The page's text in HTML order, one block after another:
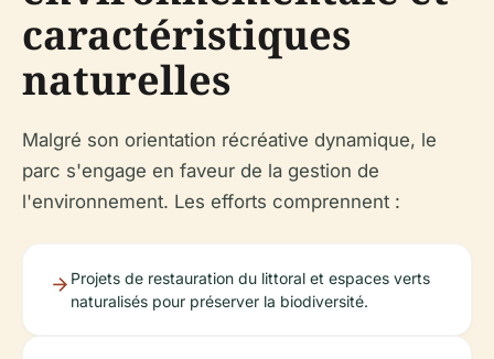
caractéristiques
naturelles
Malgré son orientation récréative dynamique, le
parc s'engage en faveur de la gestion de
l'environnement. Les efforts comprennent :
Projets de restauration du littoral et espaces verts
naturalisés pour préserver la biodiversité.